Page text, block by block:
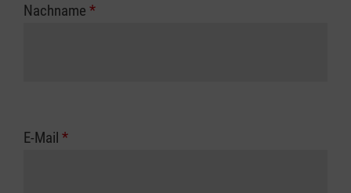
Nachname *
E-Mail *